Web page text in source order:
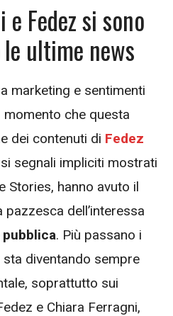
Fedez si sono
ultime news
marketing e sentimenti
che questa
dei contenuti di Fedez
segnali impliciti mostrati
Stories, hanno avuto il
pazzesca dell’interessa
. Più passano i
diventando sempre
soprattutto sui
e Chiara Ferragni,